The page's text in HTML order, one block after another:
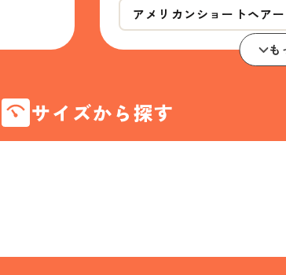
アメリカンショートヘアー
も
サイズから探す